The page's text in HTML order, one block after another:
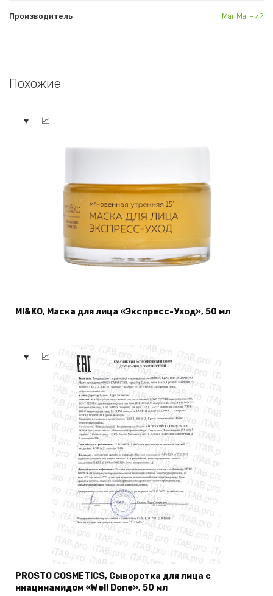
Производитель Маг Магний
Похожие
MI&KO, Маска для лица «Экспресс-Уход», 50 мл
PROSTO COSMETICS, Сыворотка для лица с
ниацинамидом «Well Done», 50 мл